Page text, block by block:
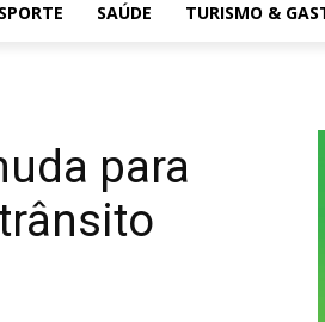
SAÚDE TURISMO &
para